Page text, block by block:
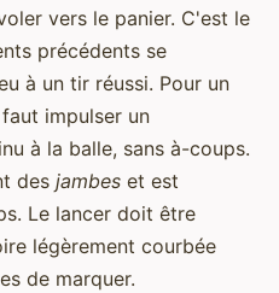
vers le panier. C'est le
précédents se
à un tir réussi. Pour un
impulser un
à la balle, sans à-coups.
des jambes et est
Le lancer doit être
légèrement courbée
de marquer.